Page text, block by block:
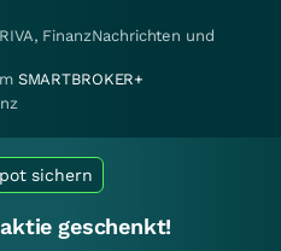
FinanzNachrichten und
SMARTBROKER+
sichern
geschenkt!